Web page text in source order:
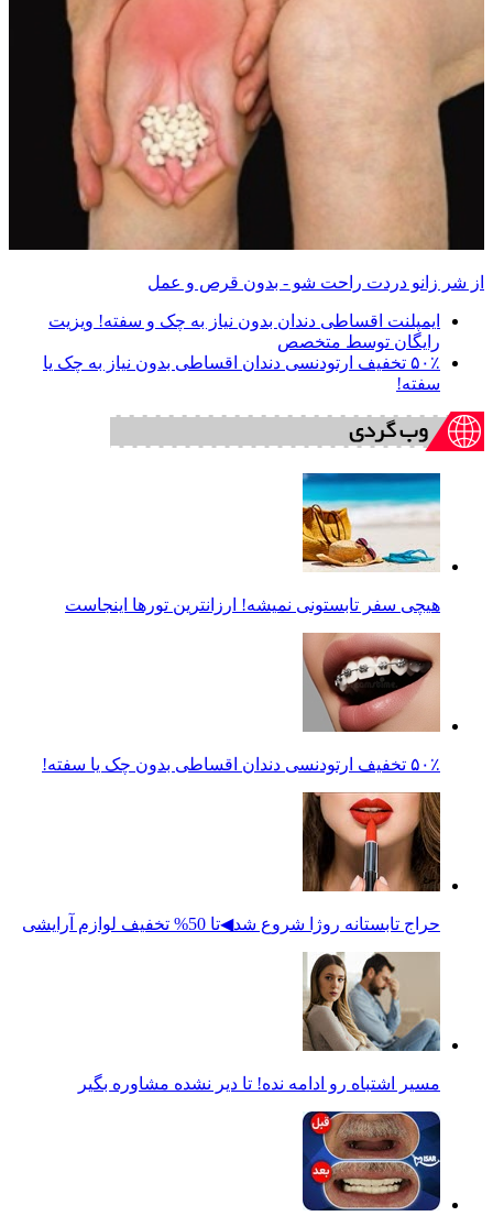
شر زانو دردت راحت شو - بدون قرص و عمل
ایمپلنت اقساطی دندان بدون نیاز به چک و سفته! ویزیت
رایگان توسط متخصص
۵۰٪ تخفیف ارتودنسی دندان اقساطی بدون نیاز به چک یا
سفته!
هیچی سفر تابستونی نمیشه! ارزانترین تورها اینجاست
۵۰٪ تخفیف ارتودنسی دندان اقساطی بدون چک یا سفته!
حراج تابستانه روژا شروع شد◀تا 50% تخفیف لوازم آرایشی
مسیر اشتباه رو ادامه نده! تا دیر نشده مشاوره بگیر